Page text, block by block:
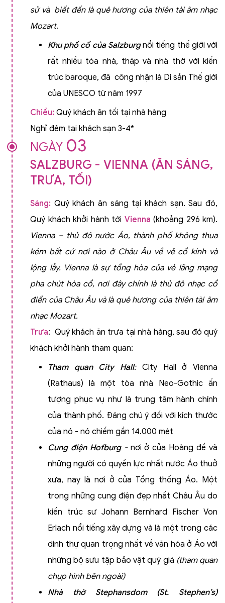
sử và biết đến là quê hương của thiên tài âm nhạc
Mozart.
Khu phố cổ của Salzburgnổi tiếng thế giới với
rất nhiều tòa nhà, tháp và nhà thờ với kiến
trúc baroque, đã công nhận là Di sản Thế giới
của UNESCO từ năm 1997
Chiều: Quý khách ăn tối tại nhà hàng
Nghỉ đêm tại khách sạn 3-4*
NGÀY 03
SALZBURG - VIENNA (ĂN SÁNG,
TRƯA, TỐI)
Sáng: Quý khách ăn sáng tại khách sạn. Sau đó,
Quý khách khởi hành tới Vienna (khoảng 296 km).
Vienna – thủ đô nước Áo, thành phố không thua
kém bất cứ nơi nào ở Châu Âu về vẻ cổ kính và
lộng lẫy. Vienna là sự tổng hòa của vẻ lãng mạng
pha chút hòa cổ, nơi đây chính là thủ đô nhạc cổ
điển của Châu Âu và là quê hương của thiên tài âm
nhạc Mozart.
Trưa: Quý khách ăn trưa tại nhà hàng, sau đó quý
khách khởi hành tham quan:
Tham quan City Hall:City Hall ở Vienna
(Rathaus) là một tòa nhà Neo-Gothic ấn
tượng phục vụ như là trung tâm hành chính
của thành phố. Đáng chú ý đối với kích thước
của nó - nó chiếm gần 14.000 mét
Cung điện Hofburg -nơi ở của Hoàng đế và
những người có quyền lực nhất nước Áo thuở
xưa, nay là nơi ở của Tổng thống Áo. Một
trong những cung điện đẹp nhất Châu Âu do
kiến trúc sư Johann Bernhard Fischer Von
Erlach nổi tiếng xây dựng và là một trong các
dinh thự quan trọng nhất về văn hóa ở Áo với
những bộ sưu tập bảo vật quý giá (tham quan
chụp hình bên ngoài)
Nhà thờ Stephansdom (St. Stephen’s)